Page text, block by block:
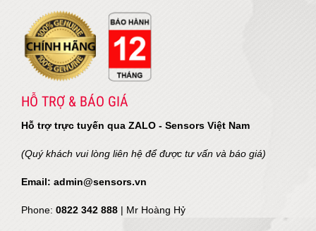
HỖ TRỢ & BÁO GIÁ
Hỗ trợ trực tuyến qua ZALO - Sensors Việt Nam
(Quý khách vui lòng liên hệ để được tư vấn và báo giá)
Email: admin@sensors.vn
Phone: 0822 342 888 | Mr Hoàng Hỷ